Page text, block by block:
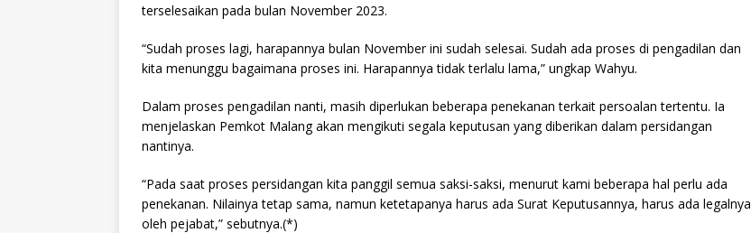
terselesaikan pada bulan November 2023.
“Sudah proses lagi, harapannya bulan November ini sudah selesai. Sudah ada proses di pengadilan dan
kita menunggu bagaimana proses ini. Harapannya tidak terlalu lama,” ungkap Wahyu.
Dalam proses pengadilan nanti, masih diperlukan beberapa penekanan terkait persoalan tertentu. Ia
menjelaskan Pemkot Malang akan mengikuti segala keputusan yang diberikan dalam persidangan
nantinya.
“Pada saat proses persidangan kita panggil semua saksi-saksi, menurut kami beberapa hal perlu ada
penekanan. Nilainya tetap sama, namun ketetapanya harus ada Surat Keputusannya, harus ada legalnya
oleh pejabat,” sebutnya.(*)